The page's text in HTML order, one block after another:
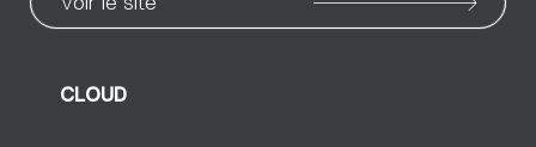
CLOUD